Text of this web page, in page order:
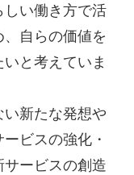
い働き方で活
自らの価値を
と考えていま
新たな発想や
ビスの強化・
ービスの創造